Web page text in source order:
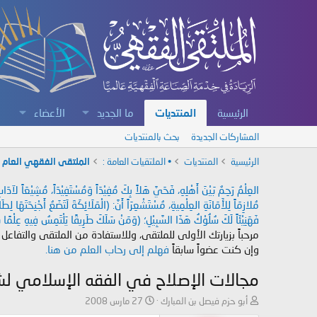
الرئيسية المنتديات ما الجديد الأعضاء
المشاركات الجديدة بحث بالمنتديات
الرئيسية المنتديات • الملتقيات العامة : الملتقى الفقهي العام
العِلْمُ رَحِمٌ بَيْنَ أَهْلِهِ، فَحَيَّ هَلاً بِكَ مُفِيْدَاً وَمُسْتَفِيْدَاً، مُشِيْعَاً
مُلازِمَاً لِلأَمَانَةِ العِلْمِيةِ، مُسْتَشْعِرَاً أَنَّ: (الْمَلَائِكَةَ لَتَضَعُ أَجْنِحَتَهَا
فَهَنِيْئَاً لَكَ سُلُوْكُ هَذَا السَّبِيْلِ؛ (وَمَنْ سَلَكَ طَرِيقًا يَلْتَمِسُ فِيهِ عِلْمًا
مرحباً بزيارتك الأولى للملتقى، وللاستفادة من الملتقى والتفاعل
وإن كنت عضواً سابقاً فهلم إلى رحاب العلم من هنا.
مجالات الإصلاح في الفقه الإسلامي
بأبو حزم فيصل بن المبارك
ت
ا
27 مارس 2008